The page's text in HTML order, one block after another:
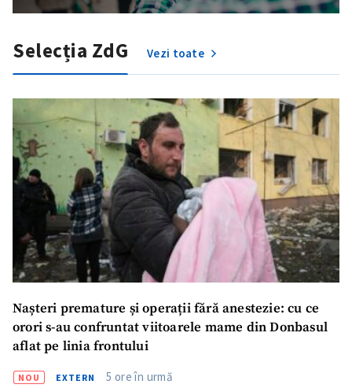
Selecția ZdG Vezi toate
Nașteri premature și operații fără anestezie: cu ce
orori s-au confruntat viitoarele mame din Donbasul
aflat pe linia frontului
NOU EXTERN 5 ore în urmă